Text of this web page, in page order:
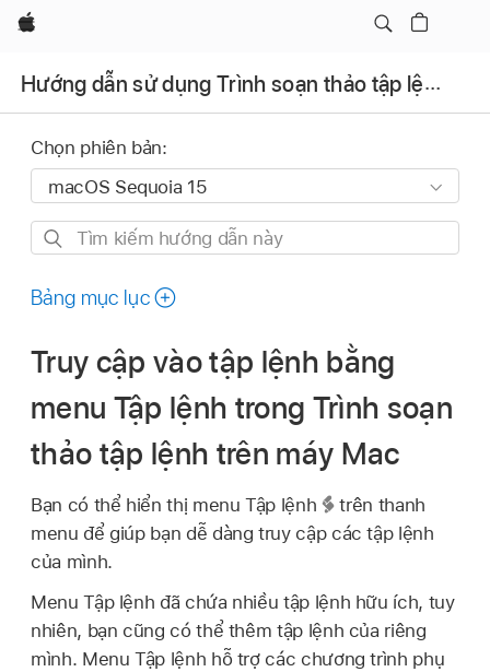
Apple
Hướng dẫn sử dụng Trình soạn thảo tập lệnh
Chọn phiên bản:
Tìm
hướng
này
Bảng mục lục
Truy cập vào tập lệnh bằng
menu Tập lệnh trong Trình soạn
thảo tập lệnh trên máy Mac
Bạn có thể hiển thị menu Tập lệnh
trên thanh
menu để giúp bạn dễ dàng truy cập các tập lệnh
của mình.
Menu Tập lệnh đã chứa nhiều tập lệnh hữu ích, tuy
nhiên, bạn cũng có thể thêm tập lệnh của riêng
mình. Menu Tập lệnh hỗ trợ các chương trình phụ